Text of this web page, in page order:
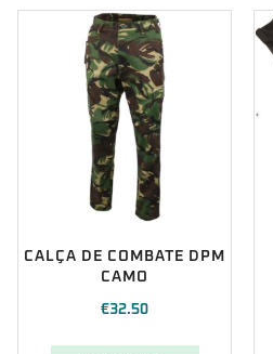
CALÇA DE COMBATE DPM
CAMO
€32.50